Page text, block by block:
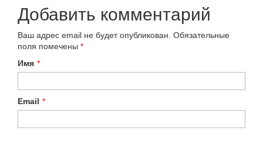
Добавить комментарий
Ваш адрес email не будет опубликован. Обязательные
поля помечены *
Имя *
Email *